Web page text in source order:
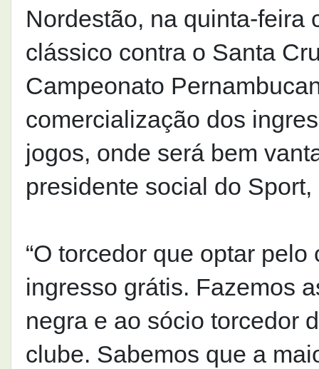
Nordestão, na quinta-feira
clássico contra o Santa
Campeonato
comercialização dos
jogos, onde será bem
presidente social do
“O torcedor que optar
ingresso grátis. Fazemos
negra e ao sócio torcedor
clube. Sabemos que a